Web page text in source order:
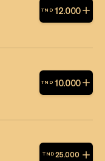
TND 12.000
TND 10.000
TND 25.000